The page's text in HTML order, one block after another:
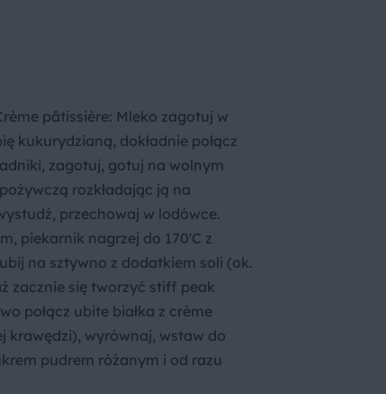
pâtissière: Mleko zagotuj w
kukurydzianą, dokładnie połącz
zagotuj, gotuj na wolnym
rozkładając ją na
przechowaj w lodówce.
piekarnik nagrzej do 170'C z
na sztywno z dodatkiem soli (ok.
zacznie się tworzyć stiff peak
połącz ubite białka z crème
krawędzi), wyrównaj, wstaw do
pudrem różanym i od razu